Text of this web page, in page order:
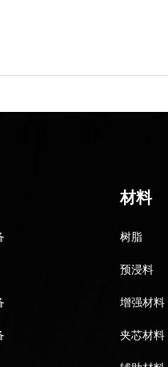
材料
树脂
预浸料
增强材料
夹芯材料